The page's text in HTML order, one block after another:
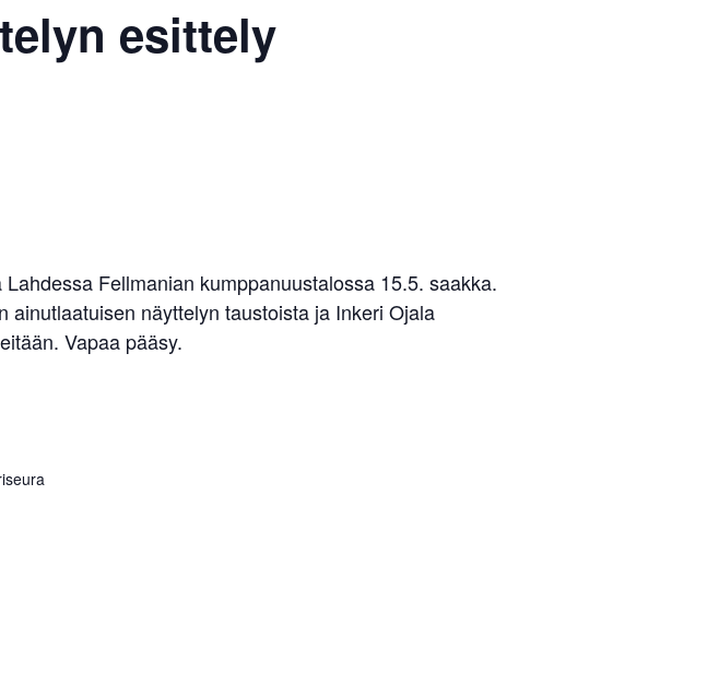
esittely
Fellmanian kumppanuustalossa 15.5. saakka.
näyttelyn taustoista ja Inkeri Ojala
Vapaa pääsy.